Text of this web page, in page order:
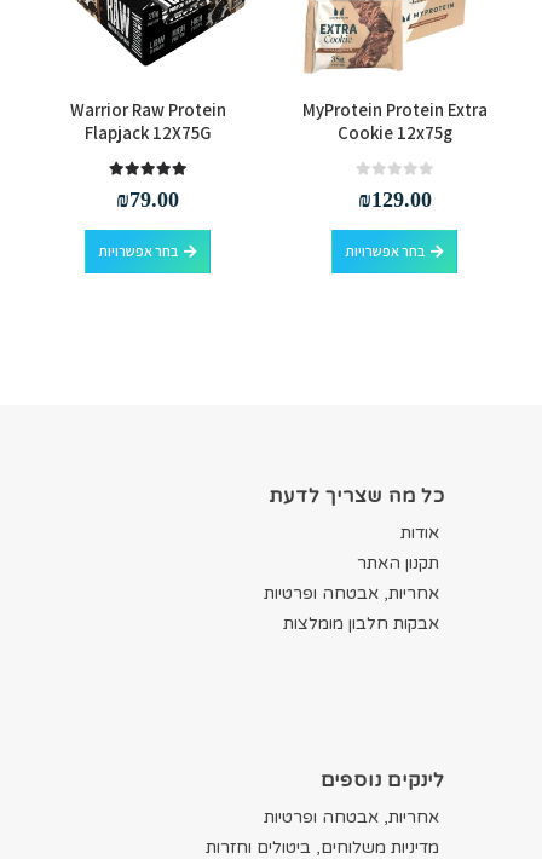
למוצר זה יש מספר סוגים. ניתן לבחור את האפשרויות בעמוד המוצר
MyProtein Protein Extra
Cookie 12x75g
₪129.00
בחר אפשרויות
למוצר זה יש מספר סוגים. ניתן לבחור את האפשרויות בעמוד המוצר
Warrior Raw Protein
Flapjack 12X75G
₪79.00
בחר אפשרויות
למוצר זה יש מספר סוגים. ניתן לבחור את האפשרויות בעמוד המוצר
כל מה שצריך לדעת
אודות
תקנון האתר
אחריות, אבטחה ופרטיות
אבקות חלבון מומלצות
לינקים נוספים
אחריות, אבטחה ופרטיות
מדיניות משלוחים, ביטולים וחזרות